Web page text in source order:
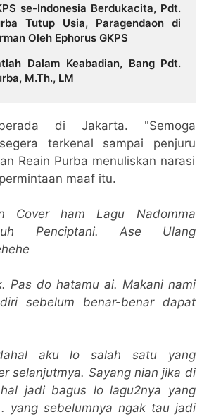
se-Indonesia Berdukacita, Pdt.
Tutup Usia, Paragendaon di
Oleh Ephorus GKPS
Dalam Keabadian, Bang Pdt.
M.Th., LM
di Jakarta. "Semoga
terkenal sampai penjuru
Reain Purba menuliskan narasi
maaf itu.
Cover ham Lagu Nadomma
Penciptani. Ase Ulang
Pas do hatamu ai. Makani nami
sebelum benar-benar dapat
aku lo salah satu yang
selanjutmya. Sayang nian jika di
jadi bagus lo lagu2nya yang
yang sebelumnya ngak tau jadi